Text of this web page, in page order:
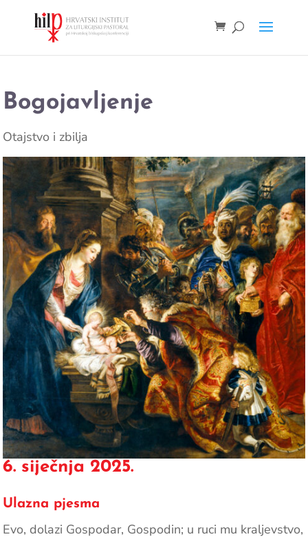
Bogojavljenje
Otajstvo i zbilja
6. siječnja 2025.
Ulazna pjesma
Evo, dolazi Gospodar, Gospodin; u ruci mu kraljevstvo,